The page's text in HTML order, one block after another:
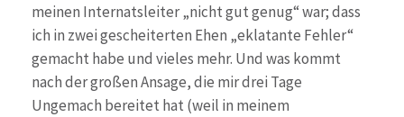
meinen Internatsleiter „nicht gut genug“ war; dass
ich in zwei gescheiterten Ehen „eklatante Fehler“
gemacht habe und vieles mehr. Und was kommt
nach der großen Ansage, die mir drei Tage
Ungemach bereitet hat (weil in meinem